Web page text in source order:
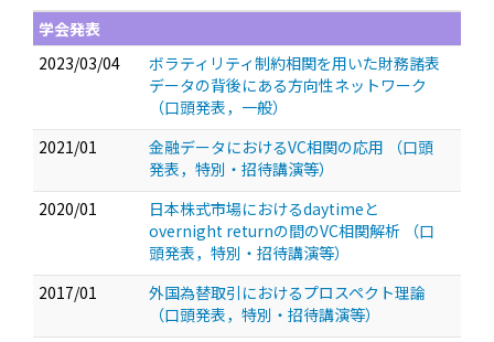
学会発表
2023/03/04
ボラティリティ制約相関を用いた財務諸表
データの背後にある方向性ネットワーク
（口頭発表，一般）
2021/01
金融データにおけるVC相関の応用
（口頭
発表，特別・招待講演等）
2020/01
日本株式市場におけるdaytimeと
overnight returnの間のVC相関解析
（口
頭発表，特別・招待講演等）
2017/01
外国為替取引におけるプロスペクト理論
（口頭発表，特別・招待講演等）